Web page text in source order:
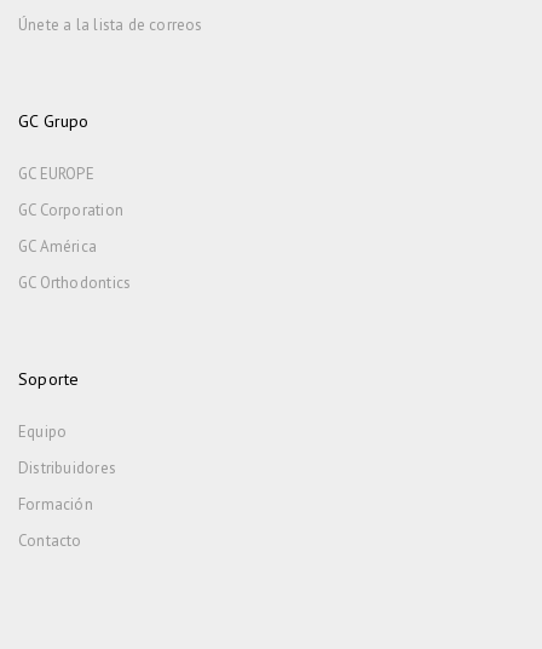
Únete a la lista de correos
GC Grupo
GC EUROPE
GC Corporation
GC América
GC Orthodontics
Soporte
Equipo
Distribuidores
Formación
Contacto